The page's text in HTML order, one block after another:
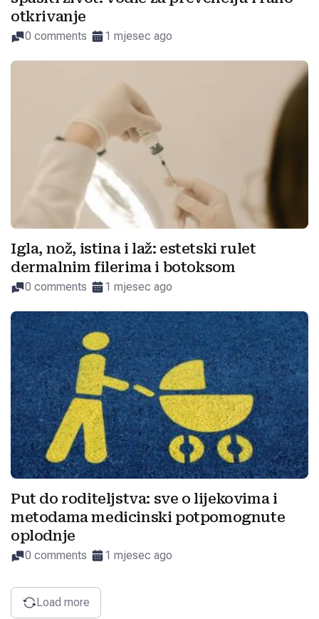
otkrivanje
0 comments 1 mjesec ago
Igla, nož, istina i laž: estetski rulet
dermalnim filerima i botoksom
0 comments 1 mjesec ago
Put do roditeljstva: sve o lijekovima i
metodama medicinski potpomognute
oplodnje
0 comments 1 mjesec ago
Load more